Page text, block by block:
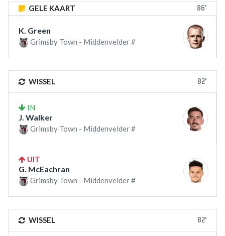
GELE KAART 86'
K. Green
Grimsby Town - Middenvelder #
WISSEL 82'
IN
J. Walker
Grimsby Town - Middenvelder #
UIT
G. McEachran
Grimsby Town - Middenvelder #
WISSEL 82'